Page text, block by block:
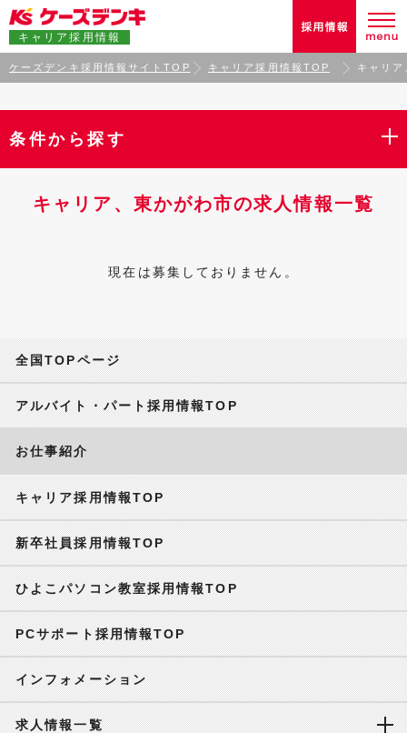
キャリア採用情報
ケーズデンキ採用情報サイトTOP キャリア採用情報TOP キャリ
条件から探す
キャリア、東かがわ市の求人情報一覧
現在は募集しておりません。
全国TOPページ
アルバイト・パート採用情報TOP
お仕事紹介
キャリア採用情報TOP
新卒社員採用情報TOP
ひよこパソコン教室採用情報TOP
PCサポート採用情報TOP
インフォメーション
求人情報一覧